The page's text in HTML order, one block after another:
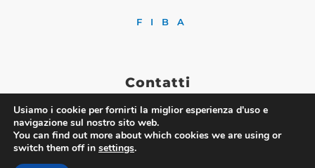
FIBA
Contatti
Via Nazionale 60, Roma 00184
Usiamo i cookie per fornirti la miglior esperienza d'uso e
navigazione sul nostro sito web.
You can find out more about which cookies we are using or
switch them off in settings.